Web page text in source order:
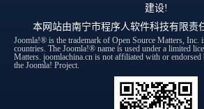
建设!
本网站由南宁市程序人软件科技有限责
Joomla!® is the trademark of Open Source Matters, Inc.
countries. The Joomla!® name is used under a limited
Matters. joomlachina.cn is not affiliated with or
the Joomla! Project.